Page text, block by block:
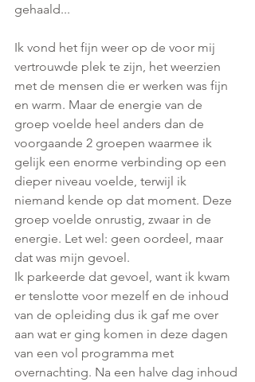
gehaald...
Ik vond het fijn weer op de voor mij
vertrouwde plek te zijn, het weerzien
met de mensen die er werken was fijn
en warm. Maar de energie van de
groep voelde heel anders dan de
voorgaande 2 groepen waarmee ik
gelijk een enorme verbinding op een
dieper niveau voelde, terwijl ik
niemand kende op dat moment. Deze
groep voelde onrustig, zwaar in de
energie. Let wel: geen oordeel, maar
dat was mijn gevoel.
Ik parkeerde dat gevoel, want ik kwam
er tenslotte voor mezelf en de inhoud
van de opleiding dus ik gaf me over
aan wat er ging komen in deze dagen
van een vol programma met
overnachting. Na een halve dag inhoud